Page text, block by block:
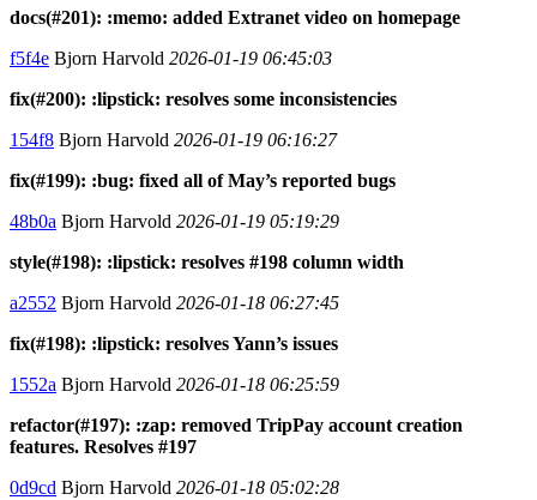
docs(#201): :memo: added Extranet video on homepage
f5f4e Bjorn Harvold 2026-01-19 06:45:03
fix(#200): :lipstick: resolves some inconsistencies
154f8 Bjorn Harvold 2026-01-19 06:16:27
fix(#199): :bug: fixed all of May’s reported bugs
48b0a Bjorn Harvold 2026-01-19 05:19:29
style(#198): :lipstick: resolves #198 column width
a2552 Bjorn Harvold 2026-01-18 06:27:45
fix(#198): :lipstick: resolves Yann’s issues
1552a Bjorn Harvold 2026-01-18 06:25:59
refactor(#197): :zap: removed TripPay account creation
features. Resolves #197
0d9cd Bjorn Harvold 2026-01-18 05:02:28